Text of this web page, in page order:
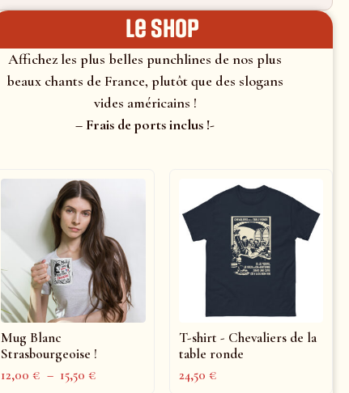
le shop
Affichez les plus belles punchlines de nos plus
beaux chants de France, plutôt que des slogans
vides américains !
– Frais de ports inclus !-
Mug Blanc
Strasbourgeoise !
12,00€ – 15,50€
T-shirt - Chevaliers de la
table ronde
24,50€